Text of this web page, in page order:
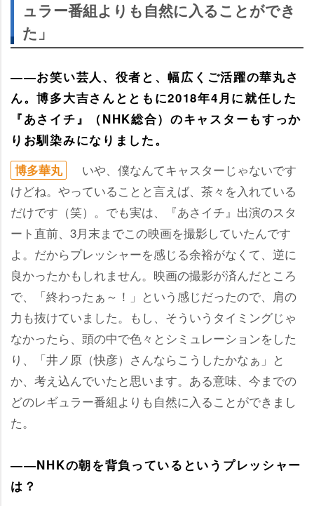
ュラー番組よりも自然に入ることができ
た」
――お笑い芸人、役者と、幅広くご活躍の華丸さ
ん。博多大吉さんとともに2018年4月に就任した
『あさイチ』（NHK総合）のキャスターもすっか
りお馴染みになりました。
博多華丸
いや、僕なんてキャスターじゃないです
けどね。やっていることと言えば、茶々を入れている
だけです（笑）。でも実は、『あさイチ』出演のスタ
ート直前、3月末までこの映画を撮影していたんです
よ。だからプレッシャーを感じる余裕がなくて、逆に
良かったかもしれません。映画の撮影が済んだところ
で、「終わったぁ～！」という感じだったので、肩の
力も抜けていました。もし、そういうタイミングじゃ
なかったら、頭の中で色々とシミュレーションをした
り、「井ノ原（快彦）さんならこうしたかなぁ」と
か、考え込んでいたと思います。ある意味、今までの
どのレギュラー番組よりも自然に入ることができまし
た。
――NHKの朝を背負っているというプレッシャー
は？